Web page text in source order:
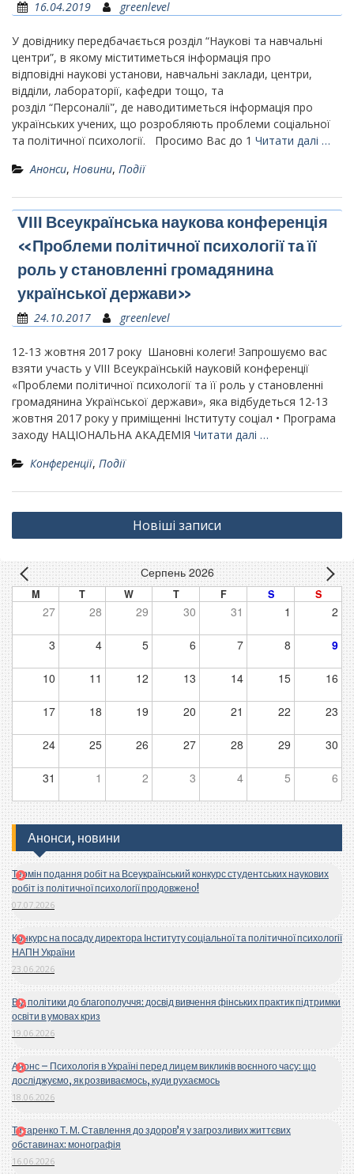
16.04.2019 greenlevel
У довіднику передбачається розділ “Наукові та навчальні
центри”, в якому міститиметься інформація про
відповідні наукові установи, навчальні заклади, центри,
відділи, лабораторії, кафедри тощо, та
розділ “Персоналії”, де наводитиметься інформація про
українських учених, що розробляють проблеми соціальної
та політичної психології. Просимо Вас до 1 Читати далі …
Анонси, Новини, Події
VІІІ Всеукраїнська наукова конференція
«Проблеми політичної психології та її
роль у становленні громадянина
української держави»
24.10.2017 greenlevel
12-13 жовтня 2017 року Шановні колеги! Запрошуємо вас
взяти участь у VІІІ Всеукраїнській науковій конференції
«Проблеми політичної психології та її роль у становленні
громадянина Української держави», яка відбудеться 12-13
жовтня 2017 року у приміщенні Інституту соціал • Програма
заходу НАЦІОНАЛЬНА АКАДЕМІЯ Читати далі …
Конференції, Події
Навігація
за
записами
Новіші записи
Серпень 2026
M T W T F S S
27 28 29 30 31 1 2
3 4 5 6 7 8 9
10 11 12 13 14 15 16
17 18 19 20 21 22 23
24 25 26 27 28 29 30
31 1 2 3 4 5 6
Анонси, новини
Термін подання робіт на Всеукраїнський конкурс студентських наукових
робіт із політичної психології продовжено!
07.07.2026
Конкурс на посаду директора Інституту соціальної та політичної психології
НАПН України
23.06.2026
Від політики до благополуччя: досвід вивчення фінських практик підтримки
освіти в умовах криз
19.06.2026
Анонс – Психологія в Україні перед лицем викликів воєнного часу: що
досліджуємо, як розвиваємось, куди рухаємось
18.06.2026
Титаренко Т. М. Ставлення до здоров’я у загрозливих життєвих
обставинах: монографія
16.06.2026